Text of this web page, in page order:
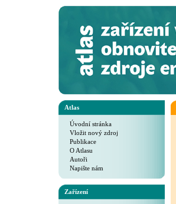
Atlas
Úvodní stránka
Vložit nový zdroj
Publikace
O Atlasu
Autoři
Napište nám
Zařízení